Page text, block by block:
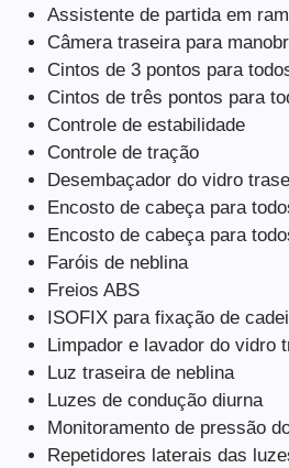
Assistente de partida em
Câmera traseira para
Cintos de 3 pontos para
Cintos de três pontos para
Controle de estabilidade
Controle de tração
Desembaçador do vidro
Encosto de cabeça para
Encosto de cabeça para
Faróis de neblina
Freios ABS
ISOFIX para fixação de
Limpador e lavador do vidro
Luz traseira de neblina
Luzes de condução diurna
Monitoramento de pressão
Repetidores laterais das